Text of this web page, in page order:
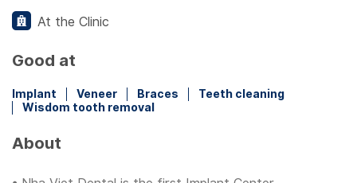
At the Clinic
Good at
Implant Veneer Braces
Teeth cleaning
Wisdom tooth removal
About